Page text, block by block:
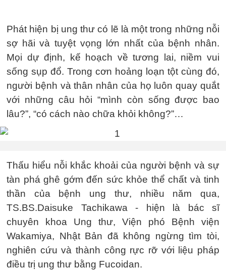
Phát hiện bị ung thư có lẽ là một trong những nỗi
sợ hãi và tuyệt vọng lớn nhất của bệnh nhân.
Mọi dự định, kế hoạch về tương lai, niềm vui
sống sụp đổ. Trong cơn hoảng loạn tột cùng đó,
người bệnh và thân nhân của họ luôn quay quắt
với những câu hỏi “mình còn sống được bao
lâu?”, “có cách nào chữa khỏi không?”…
Thấu hiểu nỗi khắc khoải của người bệnh và sự
tàn phá ghê gớm đến sức khỏe thể chất và tinh
thần của bệnh ung thư, nhiều năm qua,
TS.BS.Daisuke Tachikawa - hiện là bác sĩ
chuyên khoa Ung thư, Viện phó Bệnh viện
Wakamiya, Nhật Bản đã không ngừng tìm tòi,
nghiên cứu và thành công rực rỡ với liệu pháp
điều trị ung thư bằng Fucoidan.